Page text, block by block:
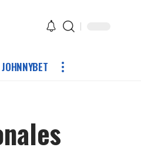
JOHNNYBET